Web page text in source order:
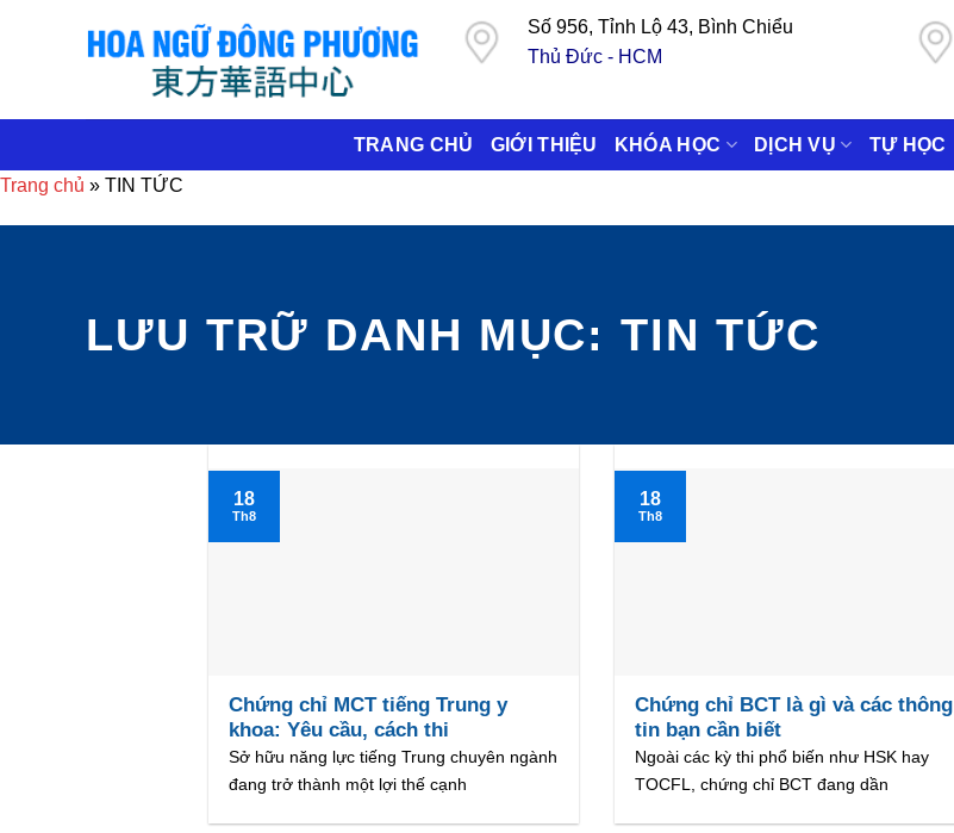
Số 956, Tỉnh Lộ 43, Bình Chiểu
Thủ Đức - HCM
TRANG CHỦ GIỚI THIỆU KHÓA HỌC DỊCH VỤ TỰ HỌC
Trang chủ » TIN TỨC
LƯU TRỮ DANH MỤC:TIN TỨC
Chứng chỉ MCT tiếng Trung y
khoa: Yêu cầu, cách thi
Sở hữu năng lực tiếng Trung chuyên ngành
đang trở thành một lợi thế cạnh
18
Th8
Chứng chỉ BCT là gì và các thông
tin bạn cần biết
Ngoài các kỳ thi phổ biến như HSK hay
TOCFL, chứng chỉ BCT đang dần
18
Th8